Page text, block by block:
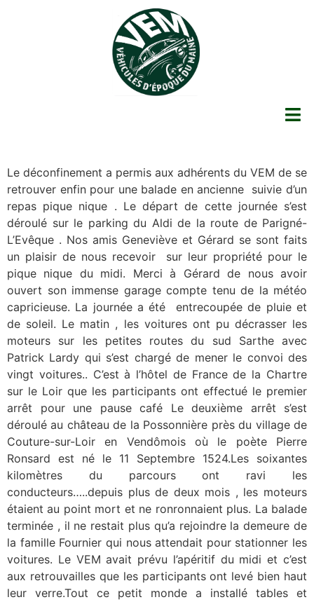
Le déconfinement a permis aux adhérents du VEM de se
retrouver enfin pour une balade en ancienne suivie d’un
repas pique nique . Le départ de cette journée s’est
déroulé sur le parking du Aldi de la route de Parigné-
L’Evêque . Nos amis Geneviève et Gérard se sont faits
un plaisir de nous recevoir sur leur propriété pour le
pique nique du midi. Merci à Gérard de nous avoir
ouvert son immense garage compte tenu de la météo
capricieuse. La journée a été entrecoupée de pluie et
de soleil. Le matin , les voitures ont pu décrasser les
moteurs sur les petites routes du sud Sarthe avec
Patrick Lardy qui s’est chargé de mener le convoi des
vingt voitures.. C’est à l’hôtel de France de la Chartre
sur le Loir que les participants ont effectué le premier
arrêt pour une pause café Le deuxième arrêt s’est
déroulé au château de la Possonnière près du village de
Couture-sur-Loir en Vendômois où le poète Pierre
Ronsard est né le 11 Septembre 1524.Les soixantes
kilomètres du parcours ont ravi les
conducteurs…..depuis plus de deux mois , les moteurs
étaient au point mort et ne ronronnaient plus. La balade
terminée , il ne restait plus qu’a rejoindre la demeure de
la famille Fournier qui nous attendait pour stationner les
voitures. Le VEM avait prévu l’apéritif du midi et c’est
aux retrouvailles que les participants ont levé bien haut
leur verre.Tout ce petit monde a installé tables et